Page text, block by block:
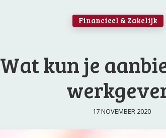
Financieel & Zakelijk
Wat kun je
17 NOVEMBER 2020